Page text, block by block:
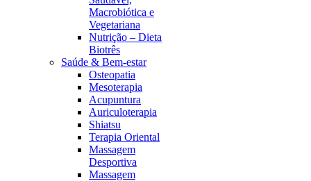
Macrobiótica e
Vegetariana
Nutrição – Dieta
Biotrês
Saúde & Bem-estar
Osteopatia
Mesoterapia
Acupuntura
Auriculoterapia
Shiatsu
Terapia Oriental
Massagem
Desportiva
Massagem